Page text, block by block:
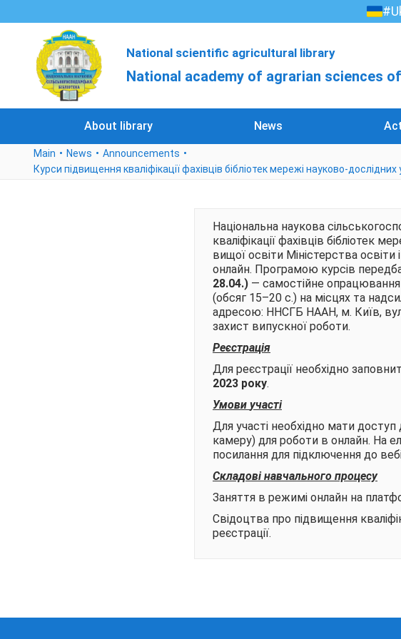
National scientific agricultural library
National academy of agrarian sciences
About library News
Main News
Announcements
Курси підвищення кваліфікації фахівців бібліотек мережі науково-
Національна наукова
кваліфікації фахівців бібліотек
вищої освіти Міністерства освіти
онлайн. Програмою курсів
28.04.) — самостійне
(обсяг 15–20 с.) на місцях та
адресою: ННСГБ НААН, м. Київ,
захист випускної роботи.
Реєстрація
Для реєстрації необхідно
2023 року.
Умови участі
Для участі необхідно мати
камеру) для роботи в онлайн. На
посилання для підключення до
Складові навчального процесу
Заняття в режимі онлайн на
Свідоцтва про підвищення
реєстрації.